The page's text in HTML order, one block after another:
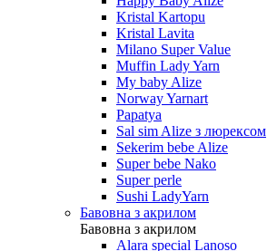
Kristal Kartopu
Kristal Lavita
Milano Super Value
Muffin Lady Yarn
My baby Alize
Norway Yarnart
Papatya
Sal sim Alize з люрексом
Sekerim bebe Alize
Super bebe Nako
Super perle
Sushi LadyYarn
Бавовна з акрилом
Бавовна з акрилом
Alara special Lanoso